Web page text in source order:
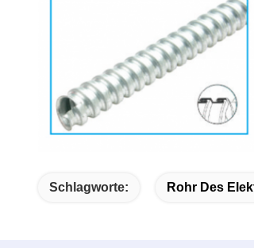
Schlagworte: Rohr Des